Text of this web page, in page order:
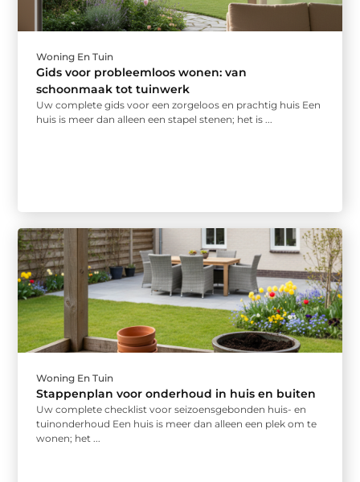
Woning En Tuin
Gids voor probleemloos wonen: van
schoonmaak tot tuinwerk
Uw complete gids voor een zorgeloos en prachtig huis Een
huis is meer dan alleen een stapel stenen; het is ...
Woning En Tuin
Stappenplan voor onderhoud in huis en buiten
Uw complete checklist voor seizoensgebonden huis- en
tuinonderhoud Een huis is meer dan alleen een plek om te
wonen; het ...